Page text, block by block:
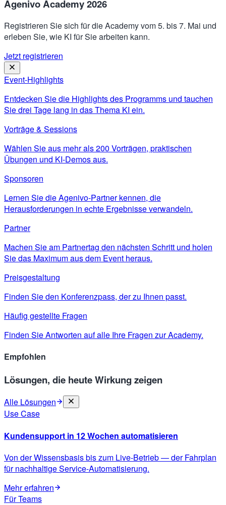
Agenivo Academy 2026
Registrieren Sie sich für die Academy vom 5. bis 7. Mai und
erleben Sie, wie KI für Sie arbeiten kann.
Jetzt registrieren
Event-Highlights
Entdecken Sie die Highlights des Programms und tauchen
Sie drei Tage lang in das Thema KI ein.
Vorträge & Sessions
Wählen Sie aus mehr als 200 Vorträgen, praktischen
Übungen und KI-Demos aus.
Sponsoren
Lernen Sie die Agenivo-Partner kennen, die
Herausforderungen in echte Ergebnisse verwandeln.
Partner
Machen Sie am Partnertag den nächsten Schritt und holen
Sie das Maximum aus dem Event heraus.
Preisgestaltung
Finden Sie den Konferenzpass, der zu Ihnen passt.
Häufig gestellte Fragen
Finden Sie Antworten auf alle Ihre Fragen zur Academy.
Empfohlen
Lösungen, die heute Wirkung zeigen
Alle Lösungen
Use Case
Kundensupport in 12 Wochen automatisieren
Von der Wissensbasis bis zum Live-Betrieb — der Fahrplan
für nachhaltige Service-Automatisierung.
Mehr erfahren
Für Teams